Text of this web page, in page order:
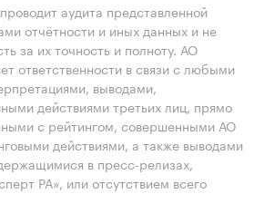
аудита представленной
отчётности и иных данных и не
за их точность и полноту. АО
ответственности в связи с любыми
выводами,
действиями третьих лиц, прямо
с рейтингом, совершенными АО
действиями, а также выводами
в пресс-релизах,
РА», или отсутствием всего